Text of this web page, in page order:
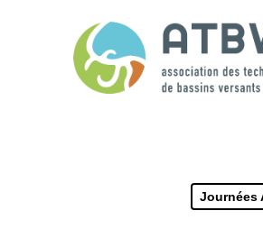
Journées